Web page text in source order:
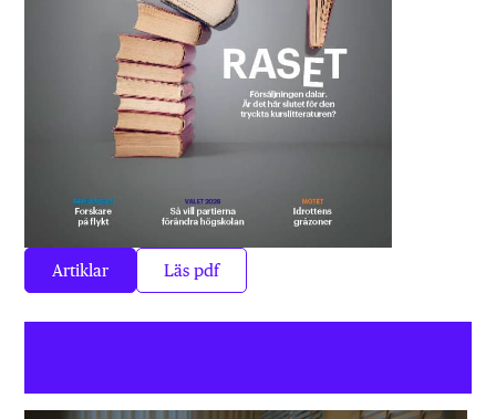
Artiklar Läs pdf